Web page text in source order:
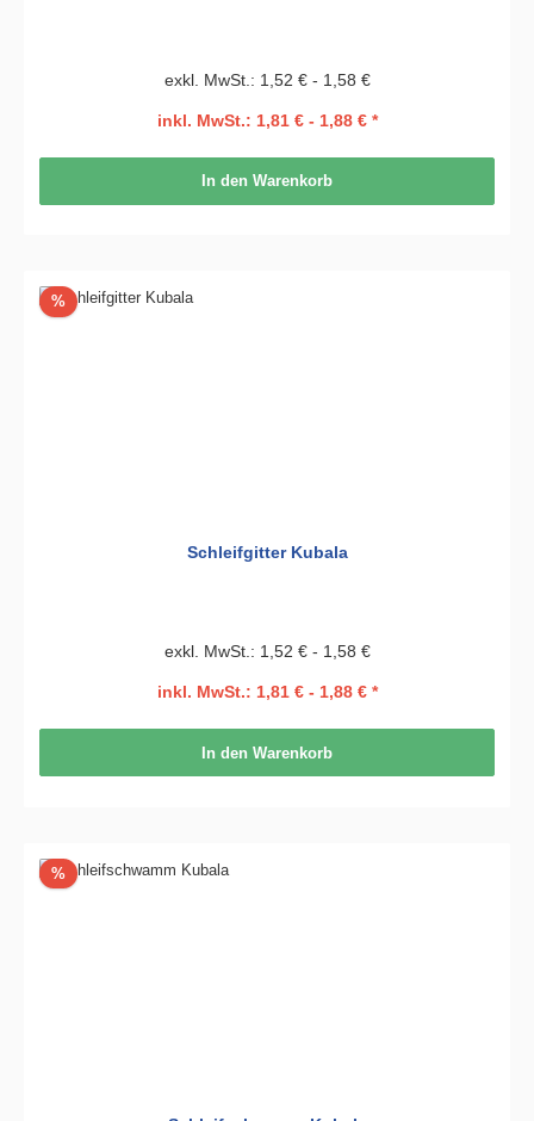
exkl. MwSt.: 1,52 € - 1,58 €
inkl. MwSt.: 1,81 € - 1,88 € *
In den Warenkorb
%Rabatt
Schleifgitter Kubala
exkl. MwSt.: 1,52 € - 1,58 €
inkl. MwSt.: 1,81 € - 1,88 € *
In den Warenkorb
%Rabatt